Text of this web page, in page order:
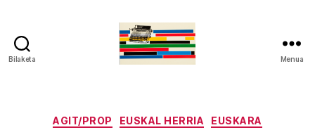
Bilaketa Menua
Kategoriak
AGIT/PROP EUSKAL HERRIA
EUSKARA